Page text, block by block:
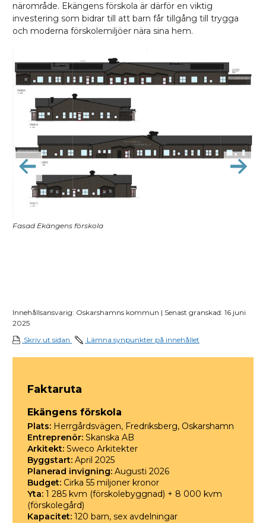
närområde. Ekängens förskola är därför en viktig
investering som bidrar till att barn får tillgång till trygga
och moderna förskolemiljöer nära sina hem.
Fasad Ekängens förskola
Innehållsansvarig: Oskarshamns kommun | Senast granskad: 16 juni
2025
Skriv ut sidan
Lämna synpunkter på innehållet
Faktaruta
Ekängens förskola
Plats: Herrgårdsvägen, Fredriksberg, Oskarshamn
Entreprenör: Skanska AB
Arkitekt: Sweco Arkitekter
Byggstart: April 2025
Planerad invigning: Augusti 2026
Budget: Cirka 55 miljoner kronor
Yta: 1 285 kvm (förskolebyggnad) + 8 000 kvm
(förskolegård)
Kapacitet: 120 barn, sex avdelningar